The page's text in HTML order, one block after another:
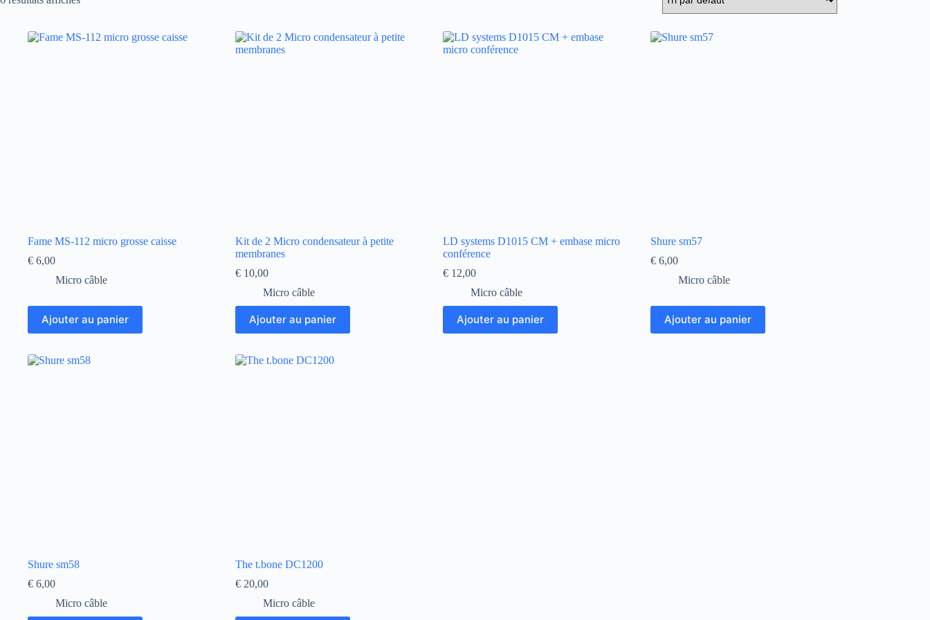
Fame MS-112 micro grosse caisse
€ 6,00
Micro câble
Ajouter au panier
Kit de 2 Micro condensateur à petite
membranes
€10,00
Micro câble
Ajouter au panier
LD systems D1015 CM + embase micro
conférence
€12,00
Micro câble
Ajouter au panier
Shure sm57
€6,00
Micro câble
Ajouter au panier
Shure sm58
€ 6,00
Micro câble
The t.bone DC1200
€20,00
Micro câble